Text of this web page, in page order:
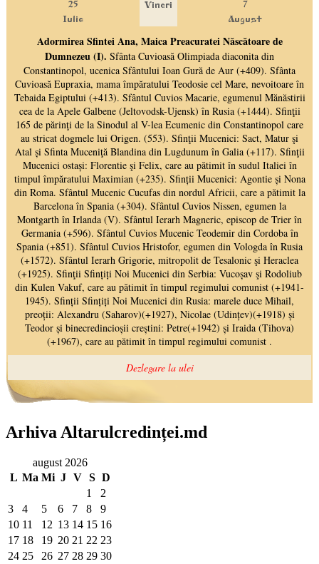
Arhiva Altarulcredinței.md
august 2026
L Ma Mi J V S D
1
2
3
4 5 6 7 8
9
10 11 12 13 14 15 16
17 18 19 20 21 22 23
24 25 26 27 28 29 30